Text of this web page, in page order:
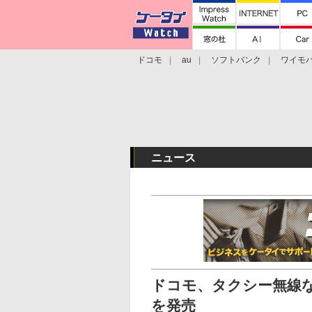
ドコモ au ソフトバンク
ワイモ
ニュース
ドコモ、タクシー無線
を発売